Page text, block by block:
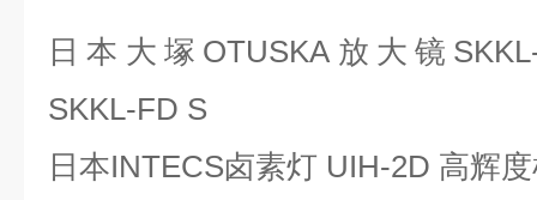
日本大塚OTUSKA放大镜
SKKL-FD S
日本INTECS卤素灯 UIH-2D 高辉